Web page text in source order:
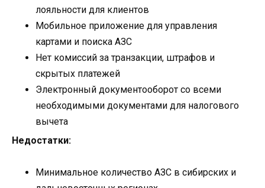
лояльности для клиентов
Мобильное приложение для управления
картами и поиска АЗС
Нет комиссий за транзакции, штрафов и
скрытых платежей
Электронный документооборот со всеми
необходимыми документами для налогового
вычета
Недостатки:
Минимальное количество АЗС в сибирских и